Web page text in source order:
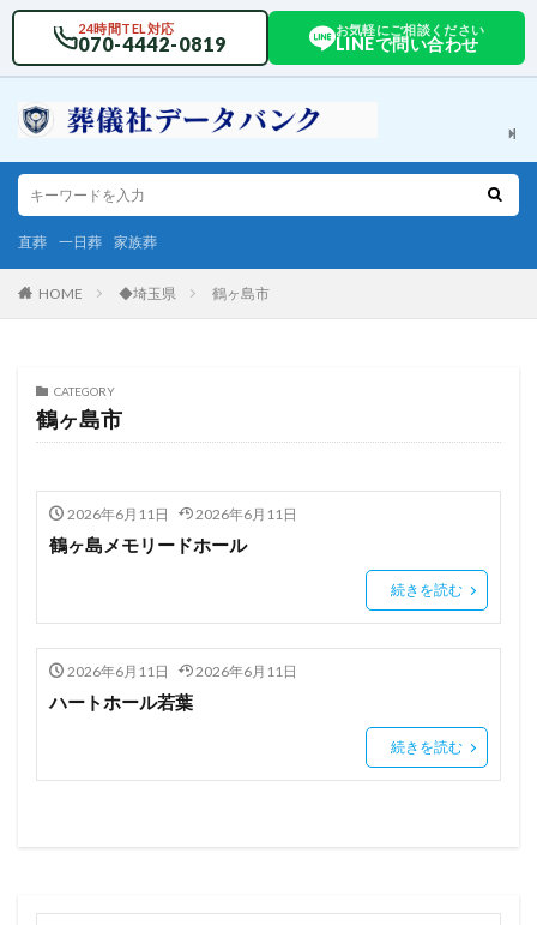
24時間TEL対応
070-4442-0819
お気軽にご相談ください
LINEで問い合わせ
直葬 一日葬 家族葬
HOME ◆埼玉県 鶴ヶ島市
CATEGORY
鶴ヶ島市
2026年6月11日 2026年6月11日
鶴ヶ島メモリードホール
続きを読む
2026年6月11日 2026年6月11日
ハートホール若葉
続きを読む